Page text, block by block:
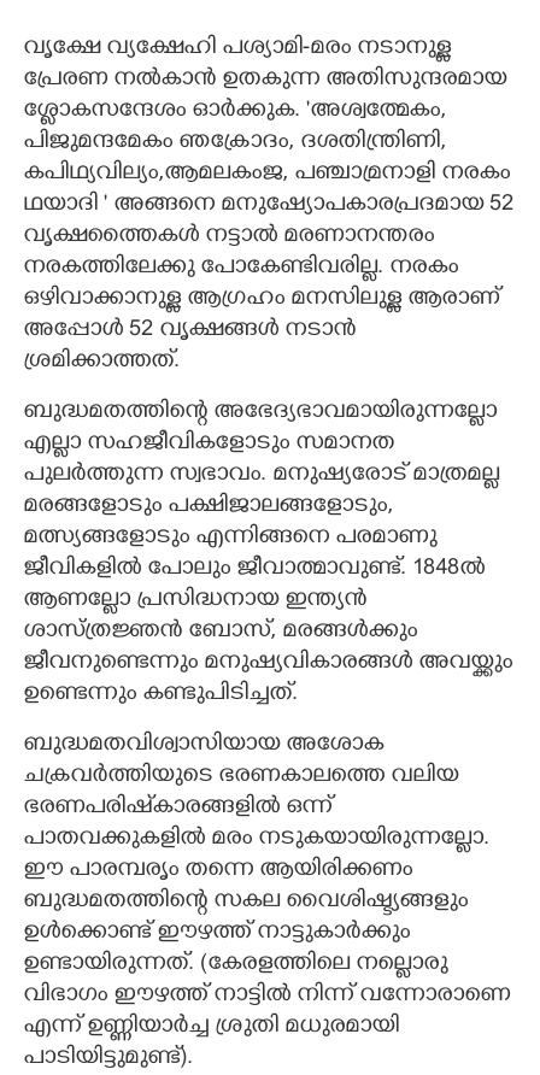
വൃക്ഷേ വ്യക്ഷേഹി പശ്യാമി-മരം നടാനുള്ള
പ്രേരണ നൽകാൻ ഉതകുന്ന അതിസുന്ദരമായ
ശ്ലോകസന്ദേശം ഓർക്കുക. 'അശ്വത്മേകം,
പിജുമന്ദമേകം ഞക്രോദം, ദശതിന്ത്രിണി,
കപിഥ്യവില്യം,ആമലകംജ, പഞ്ചാമ്രനാളി നരകം
ഥയാദി ' അങ്ങനെ മനുഷ്യോപകാരപ്രദമായ 52
വൃക്ഷത്തൈകൾ നട്ടാൽ മരണാനന്തരം
നരകത്തിലേക്കു പോകേണ്ടിവരില്ല. നരകം
ഒഴിവാക്കാനുള്ള ആഗ്രഹം മനസിലുള്ള ആരാണ്
അപ്പോൾ 52 വൃക്ഷങ്ങൾ നടാൻ
ശ്രമിക്കാത്തത്.
ബുദ്ധമതത്തിന്റെ അഭേദ്യഭാവമായിരുന്നല്ലോ
എല്ലാ സഹജീവികളോടും സമാനത
പുലർത്തുന്ന സ്വഭാവം. മനുഷ്യരോട് മാത്രമല്ല
മരങ്ങളോടും പക്ഷിജാലങ്ങളോടും,
മത്സ്യങ്ങളോടും എന്നിങ്ങനെ പരമാണു
ജീവികളിൽ പോലും ജീവാത്മാവുണ്ട്. 1848ൽ
ആണല്ലോ പ്രസിദ്ധനായ ഇന്ത്യൻ
ശാസ്ത്രജ്ഞൻ ബോസ്, മരങ്ങൾക്കും
ജീവനുണ്ടെന്നും മനുഷ്യവികാരങ്ങൾ അവയ്ക്കും
ഉണ്ടെന്നും കണ്ടുപിടിച്ചത്.
ബുദ്ധമതവിശ്വാസിയായ അശോക
ചക്രവർത്തിയുടെ ഭരണകാലത്തെ വലിയ
ഭരണപരിഷ്‌കാരങ്ങളിൽ ഒന്ന്
പാതവക്കുകളിൽ മരം നടുകയായിരുന്നല്ലോ.
ഈ പാരമ്പരൃം തന്നെ ആയിരിക്കണം
ബുദ്ധമതത്തിന്റെ സകല വൈശിഷ്ട്യങ്ങളും
ഉൾക്കൊണ്ട് ഈഴത്ത് നാട്ടുകാർക്കും
ഉണ്ടായിരുന്നത്. (കേരളത്തിലെ നല്ലൊരു
വിഭാഗം ഈഴത്ത് നാട്ടിൽ നിന്ന് വന്നോരാണെ
എന്ന് ഉണ്ണിയാർച്ച ശ്രുതി മധുരമായി
പാടിയിട്ടുമുണ്ട്).